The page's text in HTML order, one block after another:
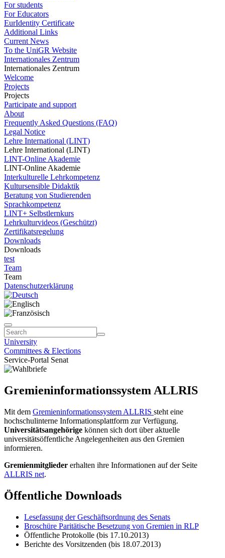
For students
For Educators
EurIdentity Certificate
Additional Links
Current News
To the UniGR Website
Internationales Zentrum
Internationales Zentrum
Welcome
Projects
Projects
Participate and support
About
Frequently Asked Questions (FAQ)
Legal Notice
Lehre International (LINT)
Lehre International (LINT)
LINT-Online Akademie
LINT-Online Akademie
Interkulturelle Lehrkompetenz
Kultursensible Didaktik
Beratung von Studierenden
Sprachkompetenz
LINT+ Selbstlernkurs
Lehrkulturvideos (Geschützt)
Zertifikatsregelung
Downloads
Downloads
test
Team
Team
Datenschutzerklärung
University
Committees & Elections
Service-Portal Senat
Gremieninformationssystem ALLRIS
Mit dem Gremieninformationssystem ALLRIS steht eine
hochschulinterne Informationsplattform zur Verfügung.
Universitätsangehörige können sich dort über aktuelle
universitätsöffentliche Angelegenheiten aus den Gremien
informieren.
Gremienmitglieder erhalten ihre Informationen auf der Seite
ALLRIS net.
Öffentliche Downloads
Lesefassung der Geschäftsordnung des Senats
Broschüre Paritätische Besetzung von Gremien in RLP
Öffentliche Protokolle (bis 17.10.2013)
Berichte des Vorsitzenden (bis 18.07.2013)